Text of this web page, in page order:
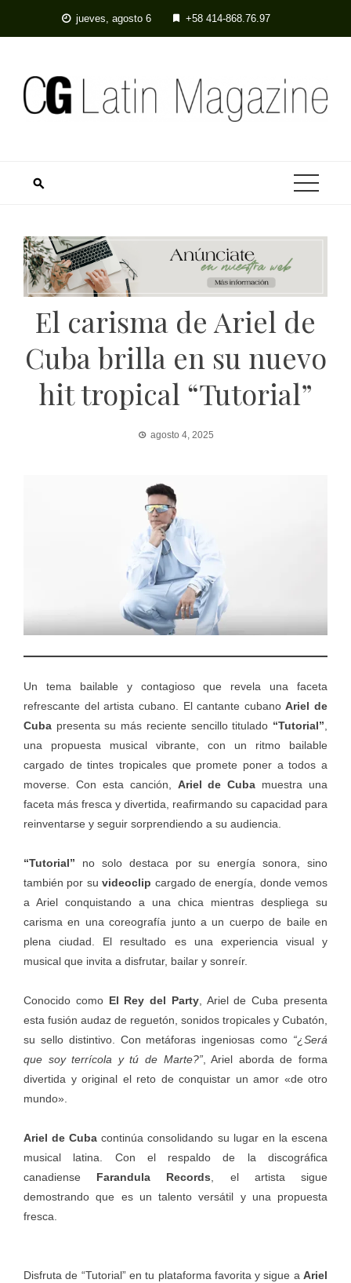
jueves, agosto 6 +58 414-868.76.97
El carisma de Ariel de
Cuba brilla en su nuevo
hit tropical “Tutorial”
agosto 4, 2025
Un tema bailable y contagioso que revela una faceta
refrescante del artista cubano. El cantante cubanoAriel de
Cuba presenta su más reciente sencillo titulado “Tutorial”,
una propuesta musical vibrante, con un ritmo bailable
cargado de tintes tropicales que promete poner a todos a
moverse. Con esta canción, Ariel de Cuba muestra una
faceta más fresca y divertida, reafirmando su capacidad para
reinventarse y seguir sorprendiendo a su audiencia.
“Tutorial” no solo destaca por su energía sonora, sino
también por suvideoclip cargado de energía, donde vemos
a Ariel conquistando a una chica mientras despliega su
carisma en una coreografía junto a un cuerpo de baile en
plena ciudad. El resultado es una experiencia visual y
musical que invita a disfrutar, bailar y sonreír.
Conocido como El Rey del Party, Ariel de Cuba presenta
esta fusión audaz de reguetón, sonidos tropicales y Cubatón,
su sello distintivo. Con metáforas ingeniosas como “¿Será
que soy terrícola y tú de Marte?”, Ariel aborda de forma
divertida y original el reto de conquistar un amor «de otro
mundo».
Ariel de Cuba continúa consolidando su lugar en la escena
musical latina. Con el respaldo de la discográfica
canadiense Farandula Records, el artista sigue
demostrando que es un talento versátil y una propuesta
fresca.
Disfruta de “Tutorial” en tu plataformafavorita y sigue a Ariel